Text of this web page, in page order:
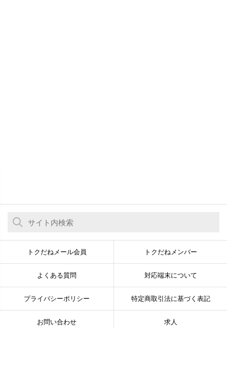
トクだねメール会員 トクだねメンバー
よくある質問 対応端末について
プライバシーポリシー 特定商取引法に基づく表記
お問い合わせ 求人